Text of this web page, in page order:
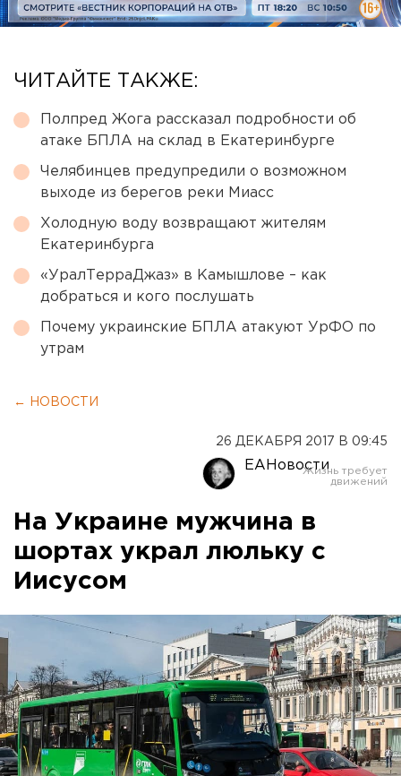
ЧИТАЙТЕ ТАКЖЕ:
Полпред Жога рассказал подробности об
атаке БПЛА на склад в Екатеринбурге
Челябинцев предупредили о возможном
выходе из берегов реки Миасс
Холодную воду возвращают жителям
Екатеринбурга
«УралТерраДжаз» в Камышлове – как
добраться и кого послушать
Почему украинские БПЛА атакуют УрФО по
утрам
← НОВОСТИ
26 ДЕКАБРЯ 2017 В 09:45
ЕАНовости
На Украине мужчина в
шортах украл люльку с
Иисусом